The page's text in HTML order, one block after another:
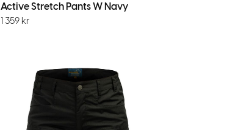
Active Stretch Pants W Navy
1 359 kr